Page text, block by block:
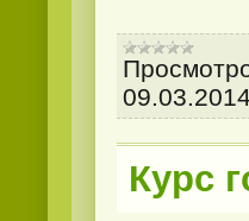
09.03.2014
Курс